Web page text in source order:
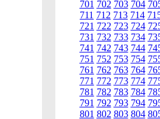
701 702 703 704
711 712 713 714
721 722 723 724
731 732 733 734
741 742 743 744
751 752 753 754
761 762 763 764
771 772 773 774
781 782 783 784
791 792 793 794
801 802 803 804